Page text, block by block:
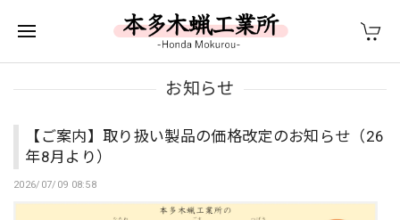
お知らせ
【ご案内】取り扱い製品の価格改定のお知らせ（26
年8月より）
2026/07/09 08:58